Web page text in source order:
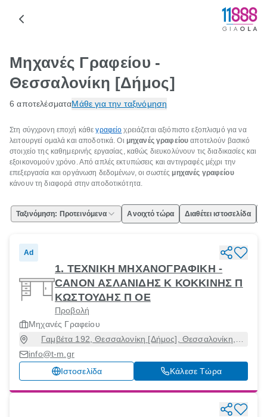
Μηχανές Γραφείου -
Θεσσαλονίκη [Δήμος]
6 αποτελέσματαΜάθε για την ταξινόμηση
Στη σύγχρονη εποχή κάθεγραφείο χρειάζεται αξιόπιστο εξοπλισμό για να
λειτουργεί ομαλά και αποδοτικά. Οι μηχανές γραφείου αποτελούν βασικό
στοιχείο της καθημερινής εργασίας, καθώς διευκολύνουν τις διαδικασίες και
εξοικονομούν χρόνο. Από απλές εκτυπώσεις και αντιγραφές μέχρι την
επεξεργασία και οργάνωση δεδομένων, οι σωστές μηχανές γραφείου
κάνουν τη διαφορά στην αποδοτικότητα.
Ταξινόμηση: Προτεινόμενα Ανοιχτό τώρα Διαθέτει ιστοσελίδα
Ad
1. ΤΕΧΝΙΚΗ ΜΗΧΑΝΟΓΡΑΦΙΚΗ -
CANON ΑΣΛΑΝΙΔΗΣ Κ ΚΟΚΚΙΝΗΣ Π
ΚΩΣΤΟΥΔΗΣ Π ΟΕ
Προβολή
Μηχανές Γραφείου
Γαμβέτα 192, Θεσσαλονίκη [Δήμος], Θεσσαλονίκη,
info@t-m.gr
Ιστοσελίδα
Κάλεσε Τώρα